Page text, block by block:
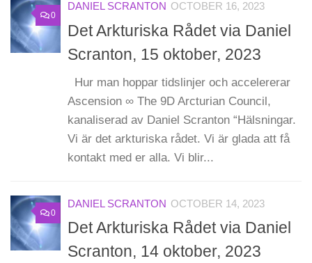
0
DANIEL SCRANTON OCTOBER 16, 2023
Det Arkturiska Rådet via Daniel
Scranton, 15 oktober, 2023
Hur man hoppar tidslinjer och accelererar
Ascension ∞ The 9D Arcturian Council,
kanaliserad av Daniel Scranton “Hälsningar.
Vi är det arkturiska rådet. Vi är glada att få
kontakt med er alla. Vi blir...
0
DANIEL SCRANTON OCTOBER 14, 2023
Det Arkturiska Rådet via Daniel
Scranton, 14 oktober, 2023